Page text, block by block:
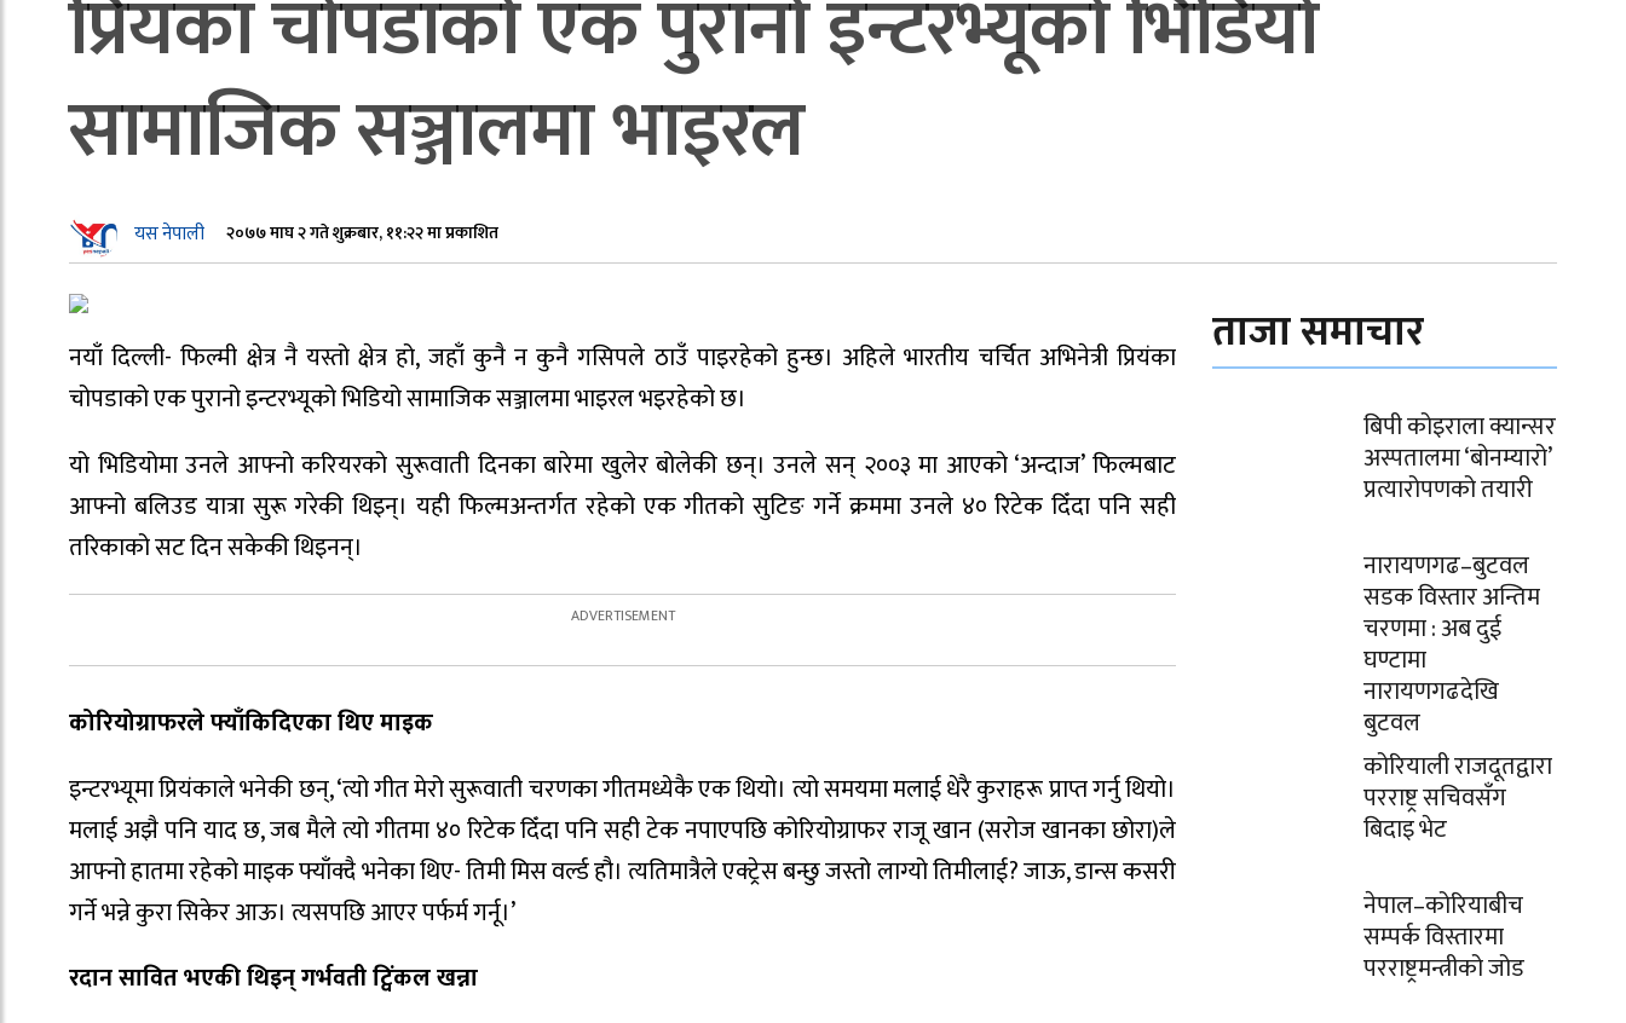
प्रियंका चोपडाको एक पुरानो इन्टरभ्यूको भिडियो
सामाजिक सञ्जालमा भाइरल
यस नेपाली २०७७ माघ २ गते शुक्रबार, ११:२२ मा प्रकाशित
नयाँ दिल्ली- फिल्मी क्षेत्र नै यस्तो क्षेत्र हो, जहाँ कुनै न कुनै गसिपले ठाउँ पाइरहेको हुन्छ। अहिले भारतीय चर्चित अभिनेत्री प्रियंका
चोपडाको एक पुरानो इन्टरभ्यूको भिडियो सामाजिक सञ्जालमा भाइरल भइरहेको छ।
यो भिडियोमा उनले आफ्नो करियरको सुरूवाती दिनका बारेमा खुलेर बोलेकी छन्। उनले सन् २००३ मा आएको ‘अन्दाज’ फिल्मबाट
आफ्नो बलिउड यात्रा सुरू गरेकी थिइन्। यही फिल्मअन्तर्गत रहेको एक गीतको सुटिङ गर्ने क्रममा उनले ४० रिटेक दिँदा पनि सही
तरिकाको सट दिन सकेकी थिइनन्।
कोरियोग्राफरले फ्याँकिदिएका थिए माइक
इन्टरभ्यूमा प्रियंकाले भनेकी छन्, ‘त्यो गीत मेरो सुरूवाती चरणका गीतमध्येकै एक थियो। त्यो समयमा मलाई धेरै कुराहरू प्राप्त गर्नु थियो।
मलाई अझै पनि याद छ, जब मैले त्यो गीतमा ४० रिटेक दिँदा पनि सही टेक नपाएपछि कोरियोग्राफर राजू खान (सरोज खानका छोरा)ले
आफ्नो हातमा रहेको माइक फ्याँक्दै भनेका थिए- तिमी मिस वर्ल्ड हौ। त्यतिमात्रैले एक्ट्रेस बन्छु जस्तो लाग्यो तिमीलाई? जाऊ, डान्स कसरी
गर्ने भन्ने कुरा सिकेर आऊ। त्यसपछि आएर पर्फर्म गर्नू।’
रदान सावित भएकी थिइन् गर्भवती ट्विंकल खन्ना
ताजा समाचार
बिपी कोइराला क्यान्सर
अस्पतालमा ‘बोनम्यारो’
प्रत्यारोपणको तयारी
नारायणगढ–बुटवल
सडक विस्तार अन्तिम
चरणमा : अब दुई
घण्टामा
नारायणगढदेखि
बुटवल
कोरियाली राजदूतद्वारा
परराष्ट्र सचिवसँग
बिदाइ भेट
नेपाल–कोरियाबीच
सम्पर्क विस्तारमा
परराष्ट्रमन्त्रीको जोड